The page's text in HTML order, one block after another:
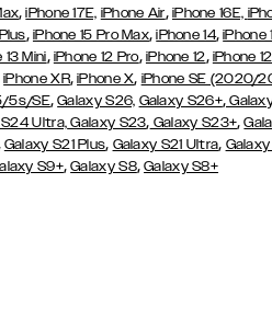
,iPhone 17E, iPhone Air, iPhone 16E,
, iPhone 15 Pro Max,iPhone 14,iPhone
13 Mini, iPhone 12 Pro, iPhone 12, iPhone
iPhone XR,iPhone X, iPhone SE (2020/
5s/SE,Galaxy S26, Galaxy S26+,
Ultra, Galaxy S23, Galaxy S23+,
Galaxy S21 Plus, Galaxy S21 Ultra,
S9+,Galaxy S8,Galaxy S8+